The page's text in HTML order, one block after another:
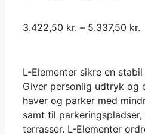
3.422,50 kr. – 5.337,50 kr.
L-Elementer sikre en
Giver personlig udtryk og
haver og parker med
samt til
terrasser. L-Elementer